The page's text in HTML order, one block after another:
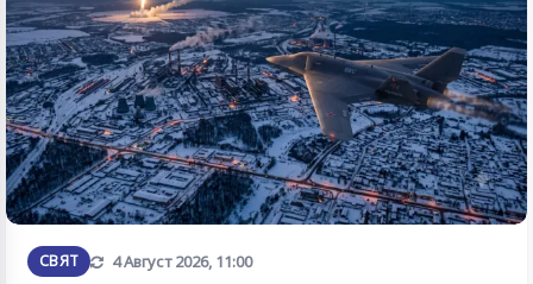
СВЯТ Обновена
4 Август 2026, 11:00